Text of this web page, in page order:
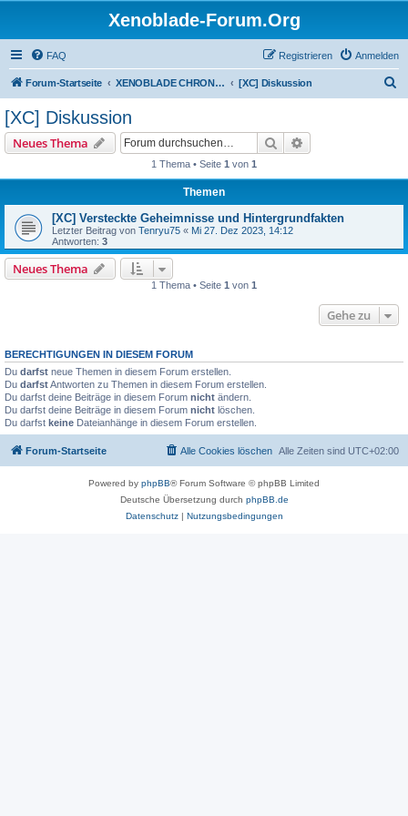
Xenoblade-Forum.Org
FAQ Anmelden
Registrieren
Forum-Startseite XENOBLADE CHRONICLES / DEFINITIVE EDITION / FUTURE CONNECTED [XC] Diskussion
[XC] Diskussion
Neues Thema Suche
1 Thema • Seite 1 von 1
Themen
[XC] Versteckte Geheimnisse und Hintergrundfakten
Letzter Beitrag von Tenryu75 « Mi 27. Dez 2023, 14:12
Antworten: 3
Neues Thema
1 Thema • Seite 1 von 1
Gehe zu
BERECHTIGUNGEN IN DIESEM FORUM
Du darfst neue Themen in diesem Forum erstellen.
Du darfstAntworten zu Themen in diesem Forum erstellen.
Du darfst deine Beiträge in diesem Forum nicht ändern.
Du darfst deine Beiträge in diesem Forum nicht löschen.
Du darfst keine Dateianhänge in diesem Forum erstellen.
Forum-Startseite Alle Zeiten sind UTC+02:00
Alle Cookies löschen
Powered by phpBB® Forum Software © phpBB Limited
Deutsche Übersetzung durch phpBB.de
Datenschutz| Nutzungsbedingungen